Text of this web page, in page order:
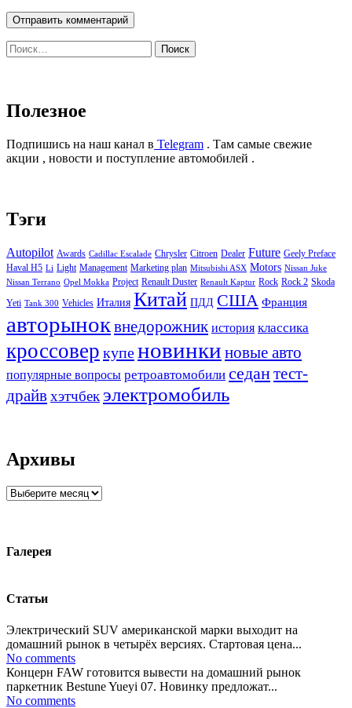
Найти:
Полезное
Подпишись на наш канал в Telegram . Там самые свежие
акции , новости и поступление автомобилей .
Тэги
Autopilot Awards Cadillac Escalade Chrysler Citroen Dealer Future Geely Preface
Haval H5 Li Light Management Marketing plan Mitsubishi ASX Motors Nissan Juke
Nissan Terrano Opel Mokka Project Renault Duster Renault Kaptur Rock Rock 2 Skoda
Yeti Tank 300 Vehicles Италия Китай ПДД США Франция
авторыноквнедорожник история классика
кроссовер купеновинки новые авто
популярные вопросы ретроавтомобили седантест-
драйвхэтчбек электромобиль
Архивы
Архивы
Галерея
Статьи
Электрический SUV американской марки выходит на
домашний рынок в четырёх версиях. Стартовая цена...
No comments
Концерн FAW готовится вывести на домашний рынок
паркетник Bestune Yueyi 07. Новинку предложат...
No comments